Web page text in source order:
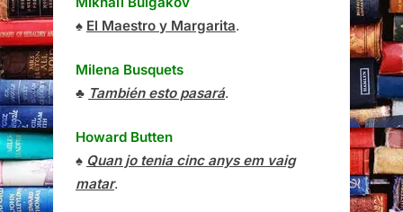
♠ El Maestro y Margarita.
Milena Busquets
♣ También esto pasará.
Howard Butten
♠ Quan jo tenia cinc anys em vaig
matar.